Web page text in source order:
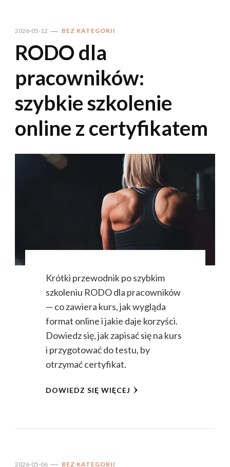
2026-05-12 BEZ KATEGORII
RODO dla
pracowników:
szybkie szkolenie
online z certyfikatem
Krótki przewodnik po szybkim
szkoleniu RODO dla pracowników
— co zawiera kurs, jak wygląda
format online i jakie daje korzyści.
Dowiedz się, jak zapisać się na kurs
i przygotować do testu, by
otrzymać certyfikat.
DOWIEDZ SIĘ WIĘCEJ
2026-05-06 BEZ KATEGORII